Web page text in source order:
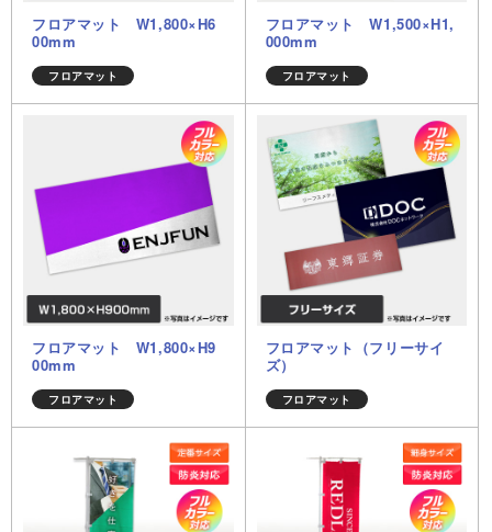
フロアマット W1,800×H6
00mm
フロアマット
フロアマット W1,500×H1,
000mm
フロアマット
フロアマット W1,800×H9
00mm
フロアマット
フロアマット（フリーサイ
ズ）
フロアマット